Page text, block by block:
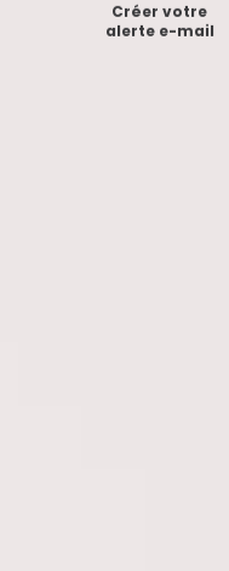
Créer votre
alerte e-mail